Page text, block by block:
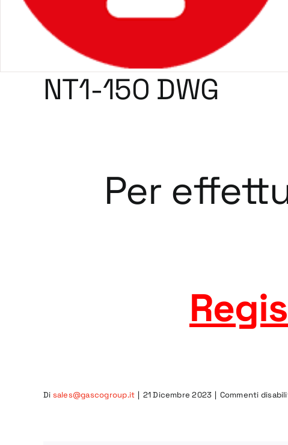
NT1-150 DWG
Per
Di sales@gascogroup.it | 21 Dicembre 2023 | Commenti